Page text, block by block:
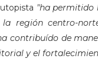
"ha permitido
la región centro-
contribuído de
y el